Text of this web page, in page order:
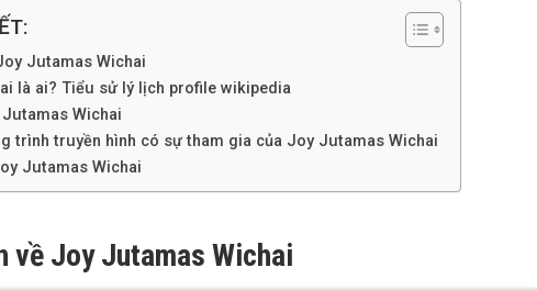
Jutamas Wichai
là ai? Tiểu sử lý lịch profile wikipedia
Wichai
trình truyền hình có sự tham gia của Joy Jutamas Wichai
Jutamas Wichai
về Joy Jutamas Wichai